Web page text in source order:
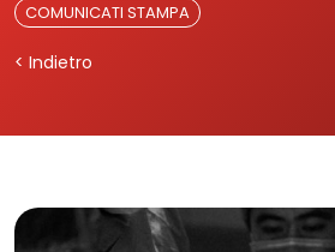
COMUNICATI STAMPA
< Indietro